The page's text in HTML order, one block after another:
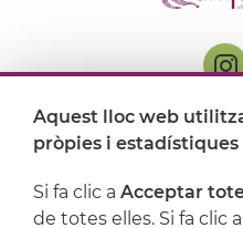
On ens trobem
Aquest lloc web
pròpies i estadístiques
Si fa clic a Acceptar
de totes elles. Si fa clic a